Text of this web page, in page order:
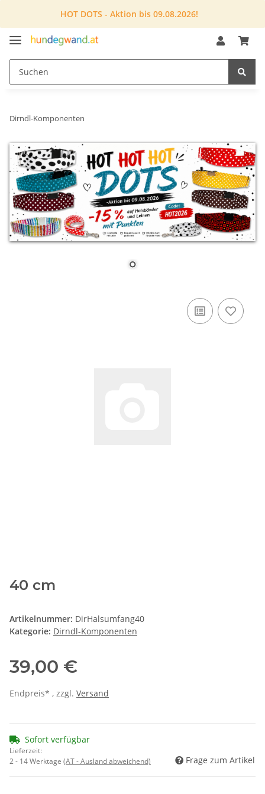
HOT DOTS - Aktion bis 09.08.2026!
Dirndl-Komponenten
40 cm
Artikelnummer: DirHalsumfang40
Kategorie: Dirndl-Komponenten
39,00 €
Endpreis* , zzgl. Versand
Sofort verfügbar
Lieferzeit:
2 - 14 Werktage (AT - Ausland abweichend) Frage zum Artikel